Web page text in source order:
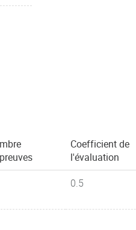
Coefficient de
l'évaluation
0.5